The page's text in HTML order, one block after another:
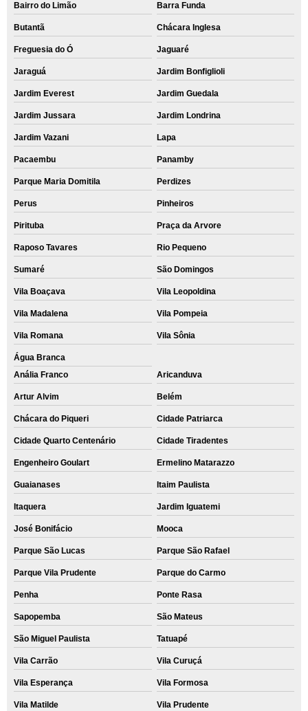
Bairro do Limão Barra Funda
Butantã Chácara Inglesa
Freguesia do Ó Jaguaré
Jaraguá Jardim Bonfiglioli
Jardim Everest Jardim Guedala
Jardim Jussara Jardim Londrina
Jardim Vazani Lapa
Pacaembu Panamby
Parque Maria Domitila Perdizes
Perus Pinheiros
Pirituba Praça da Arvore
Raposo Tavares Rio Pequeno
Sumaré São Domingos
Vila Boaçava Vila Leopoldina
Vila Madalena Vila Pompeia
Vila Romana Vila Sônia
Água Branca
Anália Franco
Aricanduva
Artur Alvim Belém
Chácara do Piqueri Cidade Patriarca
Cidade Quarto Centenário Cidade Tiradentes
Engenheiro Goulart Ermelino Matarazzo
Guaianases Itaim Paulista
Itaquera Jardim Iguatemi
José Bonifácio Mooca
Parque São Lucas Parque São Rafael
Parque Vila Prudente Parque do Carmo
Penha Ponte Rasa
Sapopemba São Mateus
São Miguel Paulista Tatuapé
Vila Carrão Vila Curuçá
Vila Esperança Vila Formosa
Vila Matilde Vila Prudente